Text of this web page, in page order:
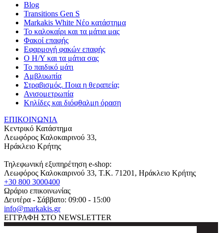
Blog
Transitions Gen S
Markakis White Νέο κατάστημα
Το καλοκαίρι και τα μάτια μας
Φακοί επαφής
Εφαρμογή φακών επαφής
Ο Η/Υ και τα μάτια σας
Το παιδικό μάτι
Αμβλυωπία
Στραβισμός. Ποια η θεραπεία;
Ανισομετρωπία
Κηλίδες και διόφθαλμη όραση
ΕΠΙΚΟΙΝΩΝΙΑ
Κεντρικό Κατάστημα
Λεωφόρος Καλοκαιρινού 33,
Ηράκλειο Κρήτης
Τηλεφωνική εξυπηρέτηση e-shop:
Λεωφόρος Καλοκαιρινού 33, T.K. 71201, Ηράκλειο Κρήτης
+30 800 3000400
Ωράριο επικοινωνίας
Δευτέρα - Σάββατο: 09:00 - 15:00
info@markakis.gr
ΕΓΓΡΑΦΗ ΣΤΟ NEWSLETTER